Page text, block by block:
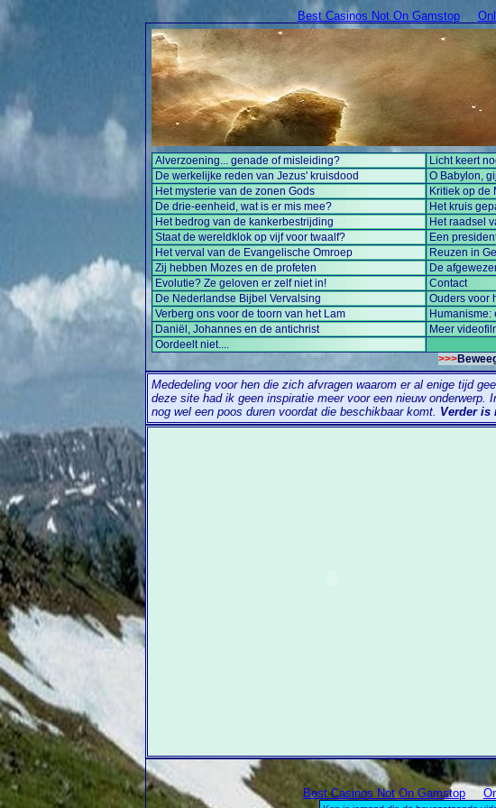
Best Casinos Not On Gamstop
Alverzoening... genade of misleiding? Licht keert
De werkelijke reden van Jezus' kruisdood
O Babylon,
Het mysterie van de zonen Gods
Kritiek op de
De drie-eenheid, wat is er mis mee?
Het kruis
Het bedrog van de kankerbestrijding
Het raadsel
Staat de wereldklok op vijf voor twaalf?
Een
Het verval van de Evangelische Omroep
Reuzen in
Zij hebben Mozes en de profeten
De
Evolutie? Ze geloven er zelf niet in!
Contact
De Nederlandse Bijbel Vervalsing
Ouders voor
Verberg ons voor de toorn van het Lam
Humanisme:
Daniël, Johannes en de antichrist
Meer
Oordeelt niet....
>>>
Mededeling voor hen die zich afvragen waarom er al enige tijd
deze site had ik geen inspiratie meer voor een nieuw
nog wel een poos duren voordat die beschikbaar komt. Verder is